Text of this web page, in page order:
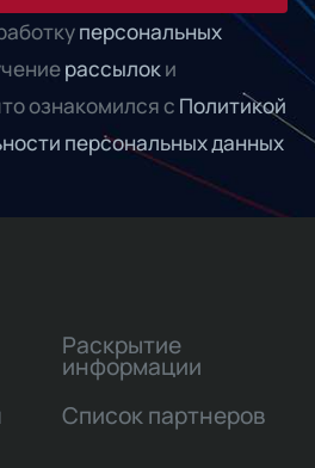
персональных
рассылоки
ознакомился с Политикой
персональных данных
Раскрытие
информации
Список партнеров